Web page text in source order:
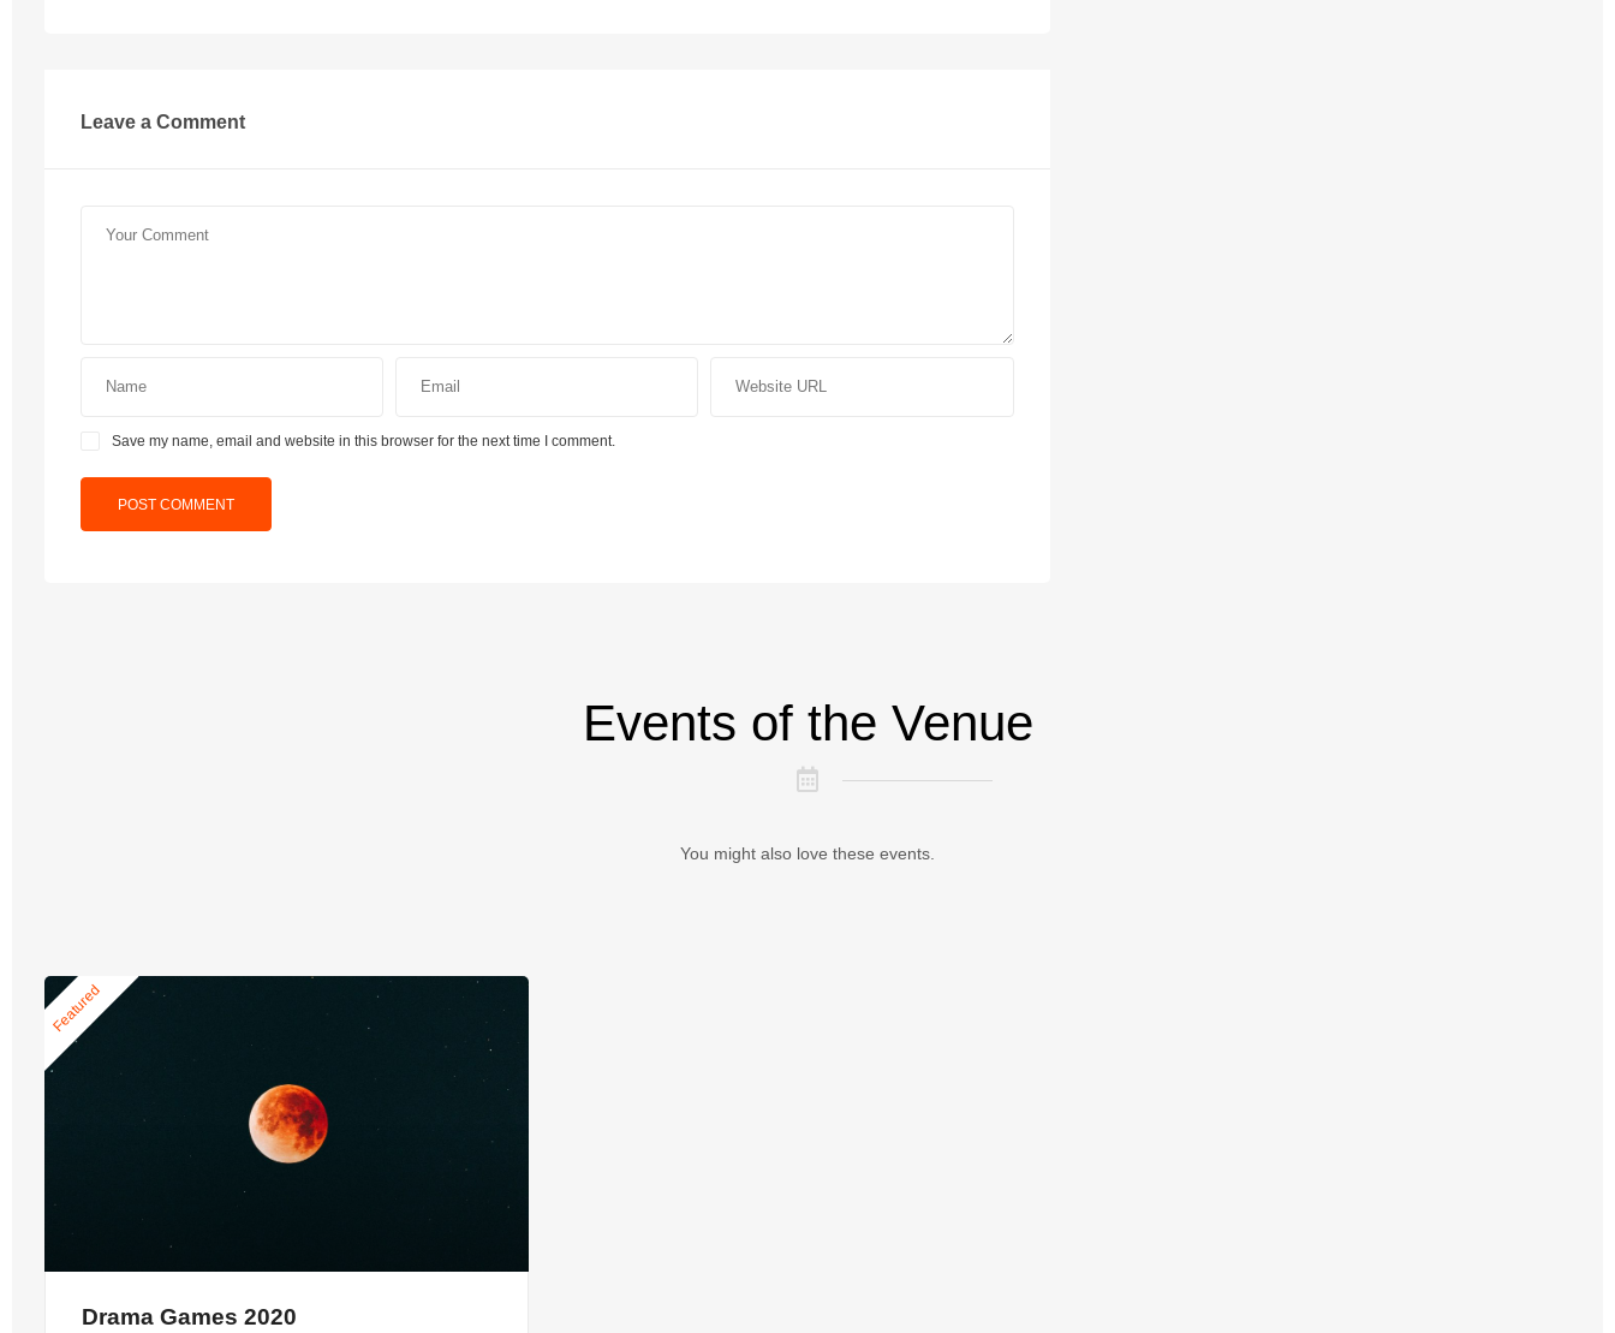
Leave a Comment
Save my name, email and website in this browser for the next time I comment.
Events of the Venue
You might also love these events.
Featured
Drama Games 2020